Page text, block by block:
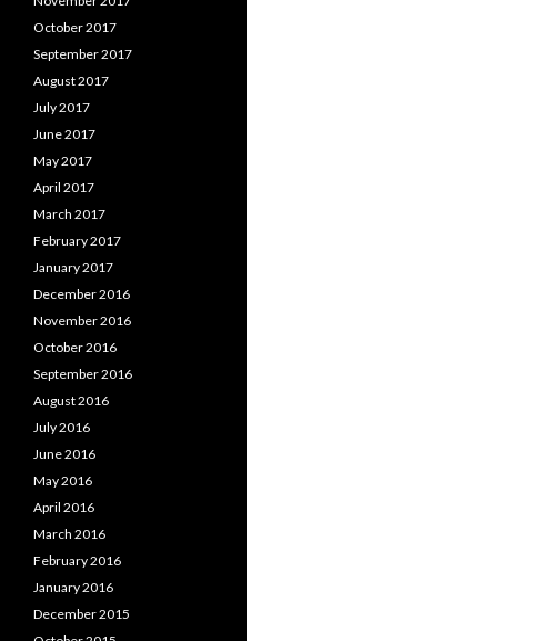
October 2017
September 2017
August 2017
July 2017
June 2017
May 2017
April 2017
March 2017
February 2017
January 2017
December 2016
November 2016
October 2016
September 2016
August 2016
July 2016
June 2016
May 2016
April 2016
March 2016
February 2016
January 2016
December 2015